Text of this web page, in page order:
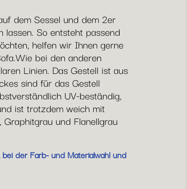
dem Sessel und dem 2er
So entsteht passend
helfen wir Ihnen gerne
bei den anderen
Linien. Das Gestell ist aus
sind für das Gestell
UV-beständig,
ist trotzdem weich mit
und Flanellgrau
der Farb- und Materialwahl und